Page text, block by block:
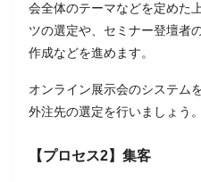
会全体のテーマなどを定めた
ツの選定や、セミナー登壇者
作成などを進めます。
オンライン展示会のシステム
外注先の選定を行いましょう。
【プロセス2】集客